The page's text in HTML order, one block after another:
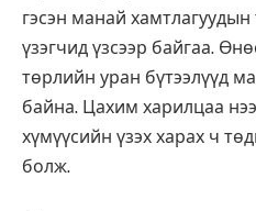
гэсэн манай хамтлагуудын
үзэгчид үзсээр байгаа.
төрлийн уран бүтээлүүд
байна. Цахим харилцаа
хүмүүсийн үзэх харах ч
болж.